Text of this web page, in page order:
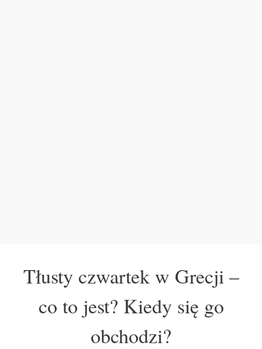
Tłusty czwartek w Grecji –
co to jest? Kiedy się go
obchodzi?